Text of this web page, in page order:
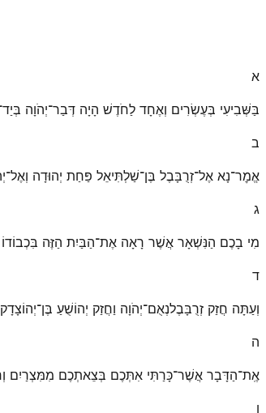
א
בַּשְּׁבִיעִי בְּעֶשְׂרִים וְאֶחָד לַחֹדֶשׁ הָיָה דְּבַר־יְהֹוָה
ב
אֱמׇר־נָא אֶל־זְרֻבָּבֶל בֶּן־שַׁלְתִּיאֵל פַּחַת יְהוּדָה
ג
מִי בָכֶם הַנִּשְׁאָר אֲשֶׁר רָאָה אֶת־הַבַּיִת הַזֶּה בִּכְבוֹדוֹ
ד
וְעַתָּה חֲזַק זְרֻבָּבֶלנְאֻם־יְהֹוָה וַחֲזַק יְהוֹשֻׁעַ
ה
אֶֽת־הַדָּבָר אֲשֶׁר־כָּרַתִּי אִתְּכֶם בְּצֵאתְכֶם מִמִּצְרַיִם
ו